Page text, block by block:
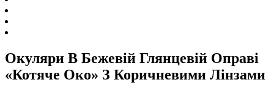
Окуляри В Бежевій Глянцевій Оправі
«Котяче Око» З Коричневими Лінзами